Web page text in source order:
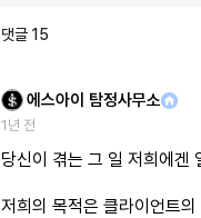
댓글 15
에스아이 탐정사무소
1년 전
당신이 겪는 그 일 저희에겐
저희의 목적은 클라이언트